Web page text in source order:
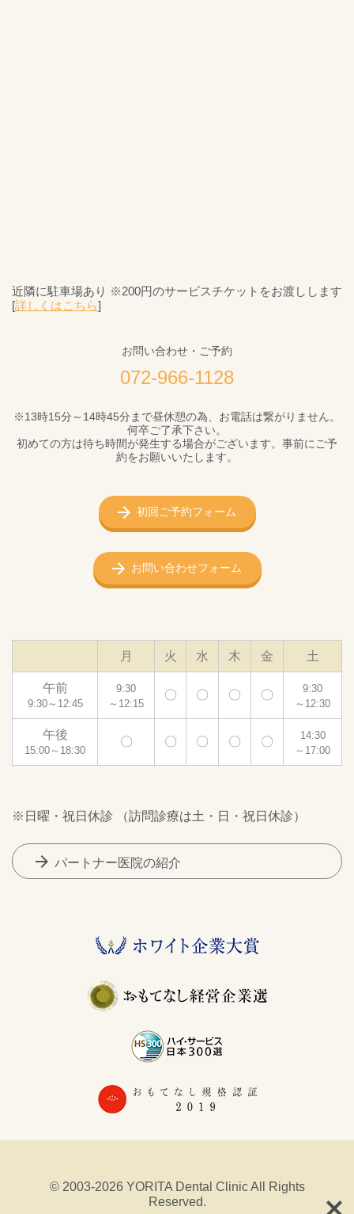
近隣に駐車場あり ※200円のサービスチケットをお渡しします
[詳しくはこちら]
お問い合わせ・ご予約
072-966-1128
※13時15分～14時45分まで昼休憩の為、お電話は繋がりません。
何卒ご了承下さい。
初めての方は待ち時間が発生する場合がございます。事前にご予
約をお願いいたします。
初回ご予約フォーム
お問い合わせフォーム
月 火 水 木 金 土
午前
9:30～12:45
9:30
～12:15
〇 〇 〇 〇
9:30
～12:30
午後
15:00～18:30
〇 〇 〇 〇 〇
14:30
～17:00
※日曜・祝日休診 （訪問診療は土・日・祝日休診）
arrow_forward パートナー医院の紹介
© 2003-2026 YORITA Dental Clinic All Rights
Reserved.